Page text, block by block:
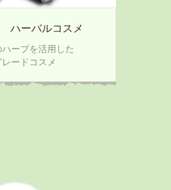
ハーバルコスメ
ーブを活用した
ードコスメ